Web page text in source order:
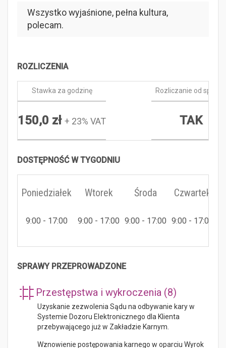
Wszystko wyjaśnione, pełna kultura,
polecam.
ROZLICZENIA
Stawka za godzinę Rozliczanie od sprawy
150,0 zł + 23% VAT TAK
DOSTĘPNOŚĆ W TYGODNIU
Poniedziałek Wtorek Środa Czwartek
9:00 - 17:00 9:00 - 17:00 9:00 - 17:00 9:00 - 17:00
SPRAWY PRZEPROWADZONE
Przestępstwa i wykroczenia (8)
Uzyskanie zezwolenia Sądu na odbywanie kary w
Systemie Dozoru Elektronicznego dla Klienta
przebywającego już w Zakładzie Karnym.
Wznowienie postępowania karnego w oparciu Wyrok